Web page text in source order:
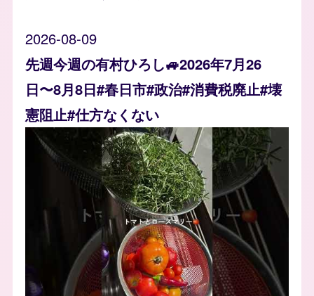
2026-08-09
先週今週の有村ひろし🚙2026年7月26
日〜8月8日#春日市#政治#消費税廃止#壊
憲阻止#仕方なくない